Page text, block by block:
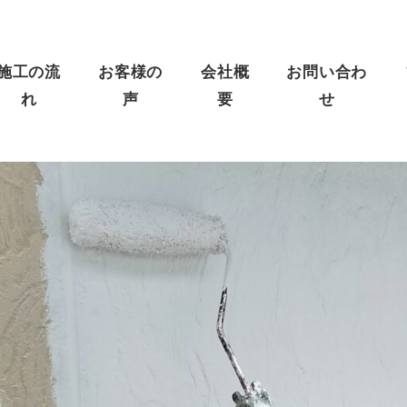
工の流
れ
お客様の
声
会社概
要
お問い合わ
せ